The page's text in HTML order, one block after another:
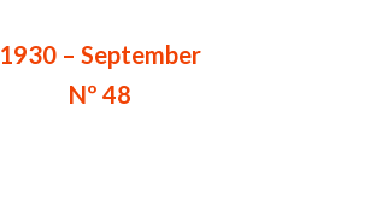
1930 – September
Nº 48